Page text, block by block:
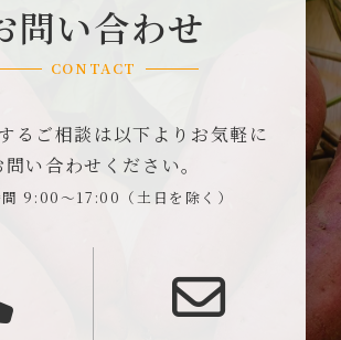
問い合わせ
CONTACT
るご相談は以下よりお気軽に
問い合わせください。
9:00～17:00（土日を除く）